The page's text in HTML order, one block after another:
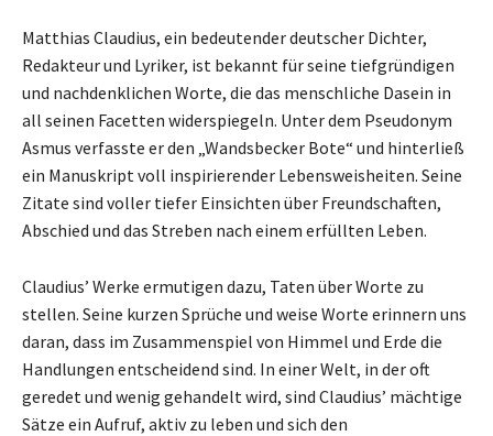
Matthias Claudius, ein bedeutender deutscher Dichter,
Redakteur und Lyriker, ist bekannt für seine tiefgründigen
und nachdenklichen Worte, die das menschliche Dasein in
all seinen Facetten widerspiegeln. Unter dem Pseudonym
Asmus verfasste er den „Wandsbecker Bote“ und hinterließ
ein Manuskript voll inspirierender Lebensweisheiten. Seine
Zitate sind voller tiefer Einsichten über Freundschaften,
Abschied und das Streben nach einem erfüllten Leben.
Claudius’ Werke ermutigen dazu, Taten über Worte zu
stellen. Seine kurzen Sprüche und weise Worte erinnern uns
daran, dass im Zusammenspiel von Himmel und Erde die
Handlungen entscheidend sind. In einer Welt, in der oft
geredet und wenig gehandelt wird, sind Claudius’ mächtige
Sätze ein Aufruf, aktiv zu leben und sich den